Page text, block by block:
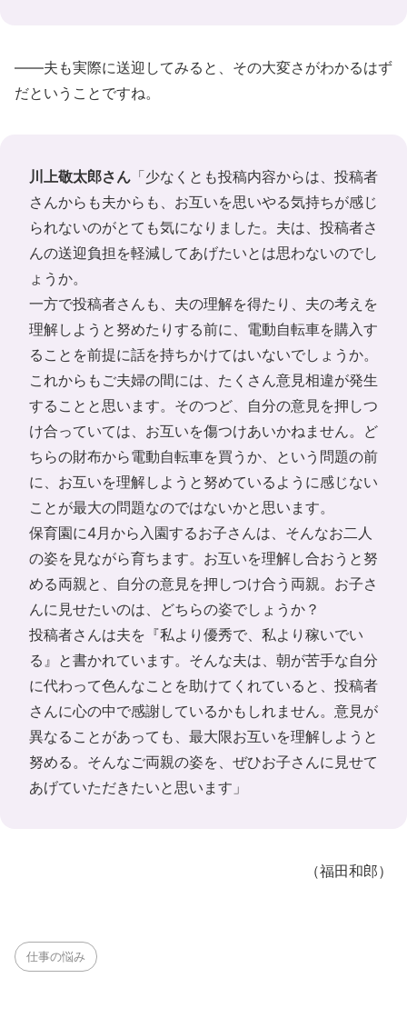
――夫も実際に送迎してみると、その大変さがわかるはず
だということですね。
川上敬太郎さん 「少なくとも投稿内容からは、投稿者
さんからも夫からも、お互いを思いやる気持ちが感じ
られないのがとても気になりました。夫は、投稿者さ
んの送迎負担を軽減してあげたいとは思わないのでし
ょうか。
一方で投稿者さんも、夫の理解を得たり、夫の考えを
理解しようと努めたりする前に、電動自転車を購入す
ることを前提に話を持ちかけてはいないでしょうか。
これからもご夫婦の間には、たくさん意見相違が発生
することと思います。そのつど、自分の意見を押しつ
け合っていては、お互いを傷つけあいかねません。ど
ちらの財布から電動自転車を買うか、という問題の前
に、お互いを理解しようと努めているように感じない
ことが最大の問題なのではないかと思います。
保育園に4月から入園するお子さんは、そんなお二人
の姿を見ながら育ちます。お互いを理解し合おうと努
める両親と、自分の意見を押しつけ合う両親。お子さ
んに見せたいのは、どちらの姿でしょうか？
投稿者さんは夫を『私より優秀で、私より稼いでい
る』と書かれています。そんな夫は、朝が苦手な自分
に代わって色んなことを助けてくれていると、投稿者
さんに心の中で感謝しているかもしれません。意見が
異なることがあっても、最大限お互いを理解しようと
努める。そんなご両親の姿を、ぜひお子さんに見せて
あげていただきたいと思います」
（福田和郎）
仕事の悩み